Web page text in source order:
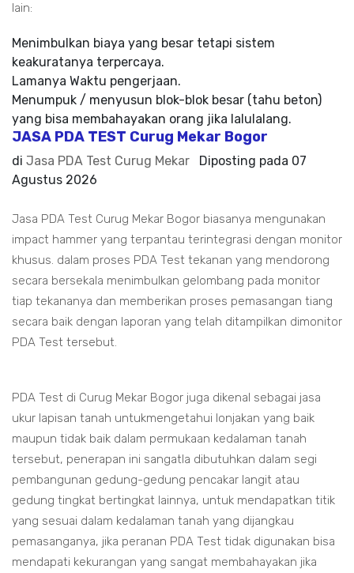
lain:
Menimbulkan biaya yang besar tetapi sistem
keakuratanya terpercaya.
Lamanya Waktu pengerjaan.
Menumpuk / menyusun blok-blok besar (tahu beton)
yang bisa membahayakan orang jika lalulalang.
JASA PDA TEST Curug Mekar Bogor
di Jasa PDA Test Curug Mekar Diposting pada 07
Agustus 2026
Jasa PDA Test Curug Mekar Bogor biasanya mengunakan
impact hammer yang terpantau terintegrasi dengan monitor
khusus. dalam proses PDA Test tekanan yang mendorong
secara bersekala menimbulkan gelombang pada monitor
tiap tekananya dan memberikan proses pemasangan tiang
secara baik dengan laporan yang telah ditampilkan dimonitor
PDA Test tersebut.
PDA Test di Curug Mekar Bogor juga dikenal sebagai jasa
ukur lapisan tanah untukmengetahui lonjakan yang baik
maupun tidak baik dalam permukaan kedalaman tanah
tersebut, penerapan ini sangatla dibutuhkan dalam segi
pembangunan gedung-gedung pencakar langit atau
gedung tingkat bertingkat lainnya, untuk mendapatkan titik
yang sesuai dalam kedalaman tanah yang dijangkau
pemasanganya, jika peranan PDA Test tidak digunakan bisa
mendapati kekurangan yang sangat membahayakan jika